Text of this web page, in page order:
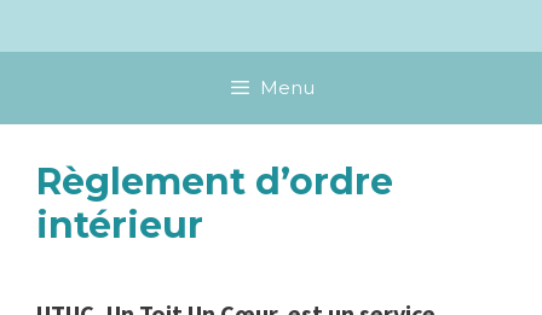
Menu
Règlement d’ordre
intérieur